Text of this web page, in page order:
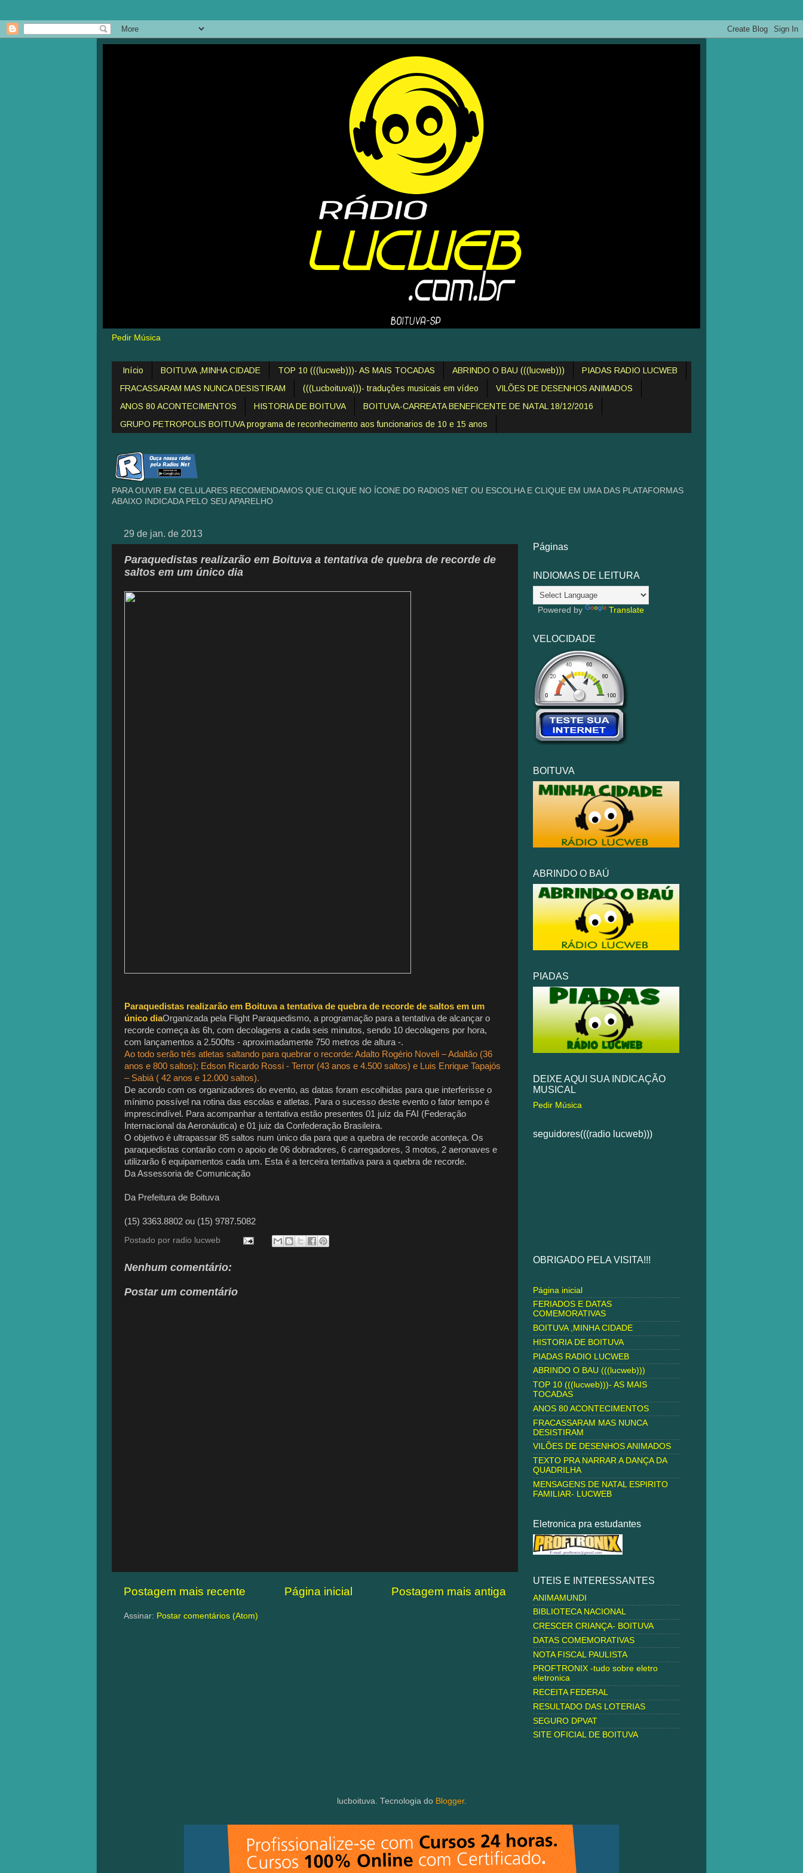
Pedir Música
Início BOITUVA ,MINHA CIDADE TOP 10 (((lucweb)))- AS MAIS TOCADAS ABRINDO O BAU (((lucweb)))
PIADAS RADIO LUCWEB
FRACASSARAM MAS NUNCA DESISTIRAM
(((Lucboituva)))- traduções musicais em vídeo
VILÕES DE DESENHOS ANIMADOS
ANOS 80 ACONTECIMENTOS
HISTORIA DE BOITUVA
BOITUVA-CARREATA BENEFICENTE DE NATAL 18/12/2016
GRUPO PETROPOLIS BOITUVA programa de reconhecimento aos funcionarios de 10 e 15 anos
PARA OUVIR EM CELULARES RECOMENDAMOS QUE CLIQUE NO ÍCONE DO RADIOS NET OU ESCOLHA E CLIQUE EM UMA DAS PLATAFORMAS
ABAIXO INDICADA PELO SEU APARELHO
29 de jan. de 2013
Paraquedistas realizarão em Boituva a tentativa de quebra de recorde de
saltos em um único dia
Paraquedistas realizarão em Boituva a tentativa de quebra de recorde de saltos em um
único diaOrganizada pela Flight Paraquedismo, a programação para a tentativa de alcançar o
recorde começa às 6h, com decolagens a cada seis minutos, sendo 10 decolagens por hora,
com lançamentos a 2.500fts - aproximadamente 750 metros de altura -.
Ao todo serão três atletas saltando para quebrar o recorde: Adalto Rogério Noveli – Adaltão (36
anos e 800 saltos); Edson Ricardo Rossi - Terror (43 anos e 4.500 saltos) e Luis Enrique Tapajós
– Sabiá ( 42 anos e 12.000 saltos).
De acordo com os organizadores do evento, as datas foram escolhidas para que interferisse o
mínimo possível na rotina das escolas e atletas. Para o sucesso deste evento o fator tempo é
imprescindível. Para acompanhar a tentativa estão presentes 01 juíz da FAI (Federação
Internacional da Aeronáutica) e 01 juiz da Confederação Brasileira.
O objetivo é ultrapassar 85 saltos num único dia para que a quebra de recorde aconteça. Os
paraquedistas contarão com o apoio de 06 dobradores, 6 carregadores, 3 motos, 2 aeronaves e
utilizarão 6 equipamentos cada um. Esta é a terceira tentativa para a quebra de recorde.
Da Assessoria de Comunicação
Da Prefeitura de Boituva
(15) 3363.8802 ou (15) 9787.5082
Postado por radio lucweb
Nenhum comentário:
Postar um comentário
Postagem mais recente Postagem mais antiga
Página inicial
Assinar: Postar comentários (Atom)
Páginas
INDIOMAS DE LEITURA
Powered by Translate
VELOCIDADE
BOITUVA
ABRINDO O BAÚ
PIADAS
DEIXE AQUI SUA INDICAÇÃO
MUSICAL
Pedir Música
seguidores(((radio lucweb)))
OBRIGADO PELA VISITA!!!
Página inicial
FERIADOS E DATAS
COMEMORATIVAS
BOITUVA ,MINHA CIDADE
HISTORIA DE BOITUVA
PIADAS RADIO LUCWEB
ABRINDO O BAU (((lucweb)))
TOP 10 (((lucweb)))- AS MAIS
TOCADAS
ANOS 80 ACONTECIMENTOS
FRACASSARAM MAS NUNCA
DESISTIRAM
VILÕES DE DESENHOS ANIMADOS
TEXTO PRA NARRAR A DANÇA DA
QUADRILHA
MENSAGENS DE NATAL ESPIRITO
FAMILIAR- LUCWEB
Eletronica pra estudantes
UTEIS E INTERESSANTES
ANIMAMUNDI
BIBLIOTECA NACIONAL
CRESCER CRIANÇA- BOITUVA
DATAS COMEMORATIVAS
NOTA FISCAL PAULISTA
PROFTRONIX -tudo sobre eletro
eletronica
RECEITA FEDERAL
RESULTADO DAS LOTERIAS
SEGURO DPVAT
SITE OFICIAL DE BOITUVA
lucboituva. Tecnologia do Blogger.